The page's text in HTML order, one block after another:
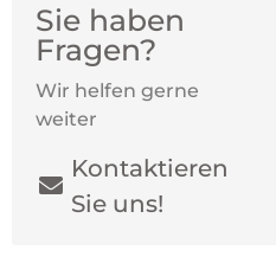
Sie haben
Fragen?
Wir helfen gerne
weiter
Kontaktieren
Sie uns!